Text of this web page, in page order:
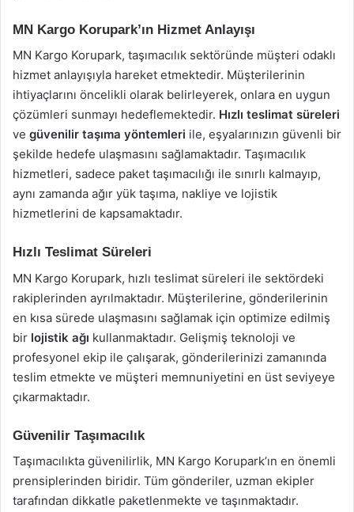
MN Kargo Korupark’ın Hizmet Anlayışı
MN Kargo Korupark, taşımacılık sektöründe müşteri odaklı
hizmet anlayışıyla hareket etmektedir. Müşterilerinin
ihtiyaçlarını öncelikli olarak belirleyerek, onlara en uygun
çözümleri sunmayı hedeflemektedir. Hızlı teslimat süreleri
ve güvenilir taşıma yöntemleri ile, eşyalarınızın güvenli bir
şekilde hedefe ulaşmasını sağlamaktadır. Taşımacılık
hizmetleri, sadece paket taşımacılığı ile sınırlı kalmayıp,
aynı zamanda ağır yük taşıma, nakliye ve lojistik
hizmetlerini de kapsamaktadır.
Hızlı Teslimat Süreleri
MN Kargo Korupark, hızlı teslimat süreleri ile sektördeki
rakiplerinden ayrılmaktadır. Müşterilerine, gönderilerinin
en kısa sürede ulaşmasını sağlamak için optimize edilmiş
bir lojistik ağı kullanmaktadır. Gelişmiş teknoloji ve
profesyonel ekip ile çalışarak, gönderilerinizi zamanında
teslim etmekte ve müşteri memnuniyetini en üst seviyeye
çıkarmaktadır.
Güvenilir Taşımacılık
Taşımacılıkta güvenilirlik, MN Kargo Korupark’ın en önemli
prensiplerinden biridir. Tüm gönderiler, uzman ekipler
tarafından dikkatle paketlenmekte ve taşınmaktadır.